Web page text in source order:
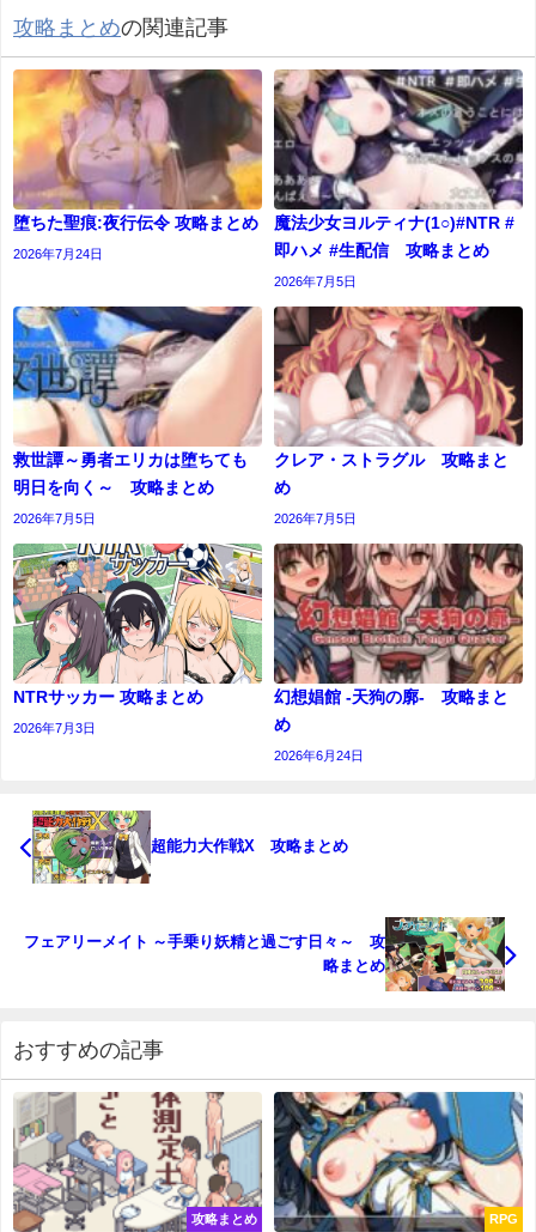
攻略まとめの関連記事
堕ちた聖痕:夜行伝令 攻略まとめ
2026年7月24日
魔法少女ヨルティナ(1○)#NTR #
即ハメ #生配信 攻略まとめ
2026年7月5日
救世譚～勇者エリカは堕ちても
明日を向く～ 攻略まとめ
2026年7月5日
クレア・ストラグル 攻略まと
め
2026年7月5日
NTRサッカー 攻略まとめ
2026年7月3日
幻想娼館 -天狗の廓- 攻略まと
め
2026年6月24日
超能力大作戦X 攻略まとめ
フェアリーメイト ～手乗り妖精と過ごす日々～ 攻
略まとめ
おすすめの記事
攻略まとめ RPG